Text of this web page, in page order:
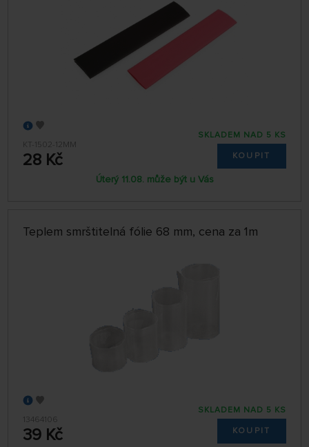
KT-1502-12MM
28 Kč
SKLADEM NAD 5 KS
KOUPIT
Úterý 11.08. může být u Vás
Teplem smrštitelná fólie 68 mm, cena za 1m
13464106
39 Kč
SKLADEM NAD 5 KS
KOUPIT